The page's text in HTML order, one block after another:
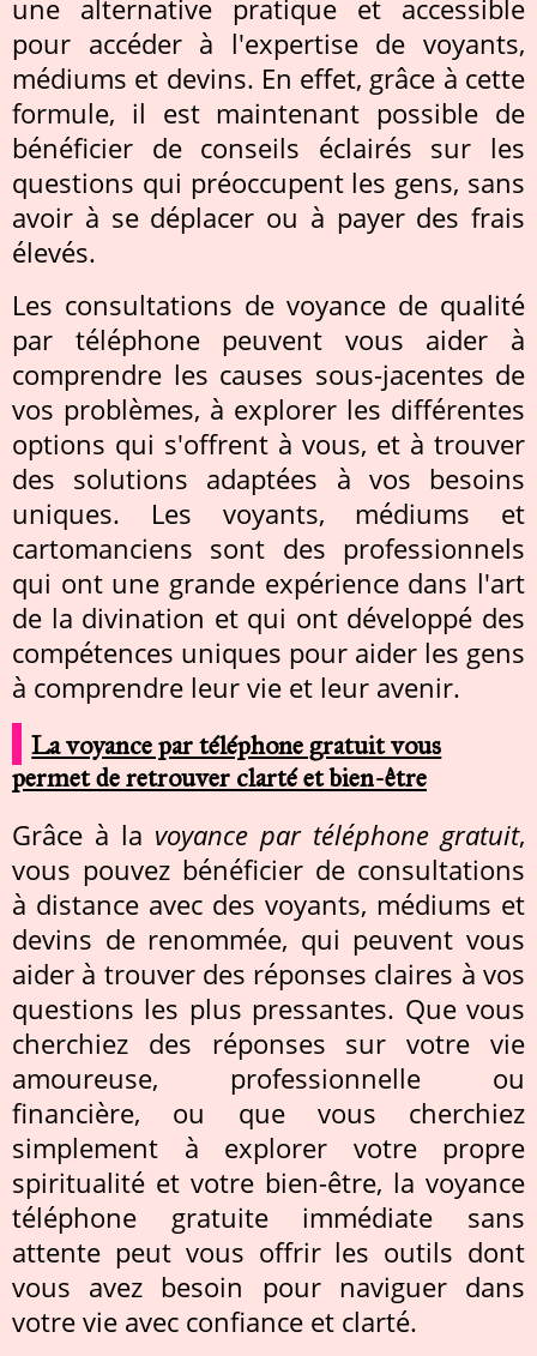
une alternative pratique et accessible
pour accéder à l'expertise de voyants,
médiums et devins. En effet, grâce à cette
formule, il est maintenant possible de
bénéficier de conseils éclairés sur les
questions qui préoccupent les gens, sans
avoir à se déplacer ou à payer des frais
élevés.
Les consultations de voyance de qualité
par téléphone peuvent vous aider à
comprendre les causes sous-jacentes de
vos problèmes, à explorer les différentes
options qui s'offrent à vous, et à trouver
des solutions adaptées à vos besoins
uniques. Les voyants, médiums et
cartomanciens sont des professionnels
qui ont une grande expérience dans l'art
de la divination et qui ont développé des
compétences uniques pour aider les gens
à comprendre leur vie et leur avenir.
La voyance par téléphone gratuit vous
permet de retrouver clarté et bien-être
Grâce à la voyance par téléphone gratuit,
vous pouvez bénéficier de consultations
à distance avec des voyants, médiums et
devins de renommée, qui peuvent vous
aider à trouver des réponses claires à vos
questions les plus pressantes. Que vous
cherchiez des réponses sur votre vie
amoureuse, professionnelle ou
financière, ou que vous cherchiez
simplement à explorer votre propre
spiritualité et votre bien-être, la voyance
téléphone gratuite immédiate sans
attente peut vous offrir les outils dont
vous avez besoin pour naviguer dans
votre vie avec confiance et clarté.